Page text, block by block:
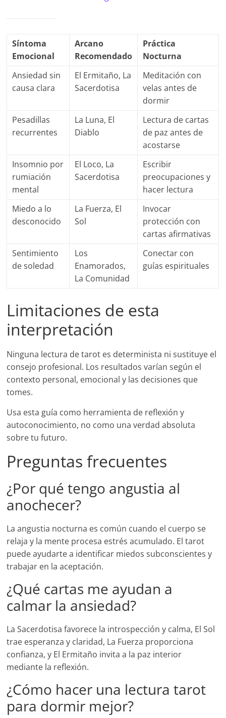
Síntoma
Emocional
Arcano
Recomendado
Práctica
Nocturna
Ansiedad sin
causa clara
El Ermitaño, La
Sacerdotisa
Meditación con
velas antes de
dormir
Pesadillas
recurrentes
La Luna, El
Diablo
Lectura de cartas
de paz antes de
acostarse
Insomnio por
rumiación
mental
El Loco, La
Sacerdotisa
Escribir
preocupaciones y
hacer lectura
Miedo a lo
desconocido
La Fuerza, El
Sol
Invocar
protección con
cartas afirmativas
Sentimiento
de soledad
Los
Enamorados,
La Comunidad
Conectar con
guías espirituales
Limitaciones de esta
interpretación
Ninguna lectura de tarot es determinista ni sustituye el
consejo profesional. Los resultados varían según el
contexto personal, emocional y las decisiones que
tomes.
Usa esta guía como herramienta de reflexión y
autoconocimiento, no como una verdad absoluta
sobre tu futuro.
Preguntas frecuentes
¿Por qué tengo angustia al
anochecer?
La angustia nocturna es común cuando el cuerpo se
relaja y la mente procesa estrés acumulado. El tarot
puede ayudarte a identificar miedos subconscientes y
trabajar en la aceptación.
¿Qué cartas me ayudan a
calmar la ansiedad?
La Sacerdotisa favorece la introspección y calma, El Sol
trae esperanza y claridad, La Fuerza proporciona
confianza, y El Ermitaño invita a la paz interior
mediante la reflexión.
¿Cómo hacer una lectura tarot
para dormir mejor?